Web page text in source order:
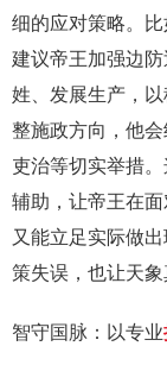
细的应对策略。
建议帝王加强边
姓、发展生产，
整施政方向，他
吏治等切实举措
辅助，让帝王在
又能立足实际做
策失误，也让天象
智守国脉：以专业